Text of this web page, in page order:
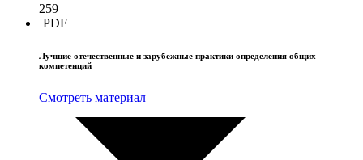
259
PDF
Лучшие отечественные и зарубежные практики определения общих
компетенций
Смотреть материал